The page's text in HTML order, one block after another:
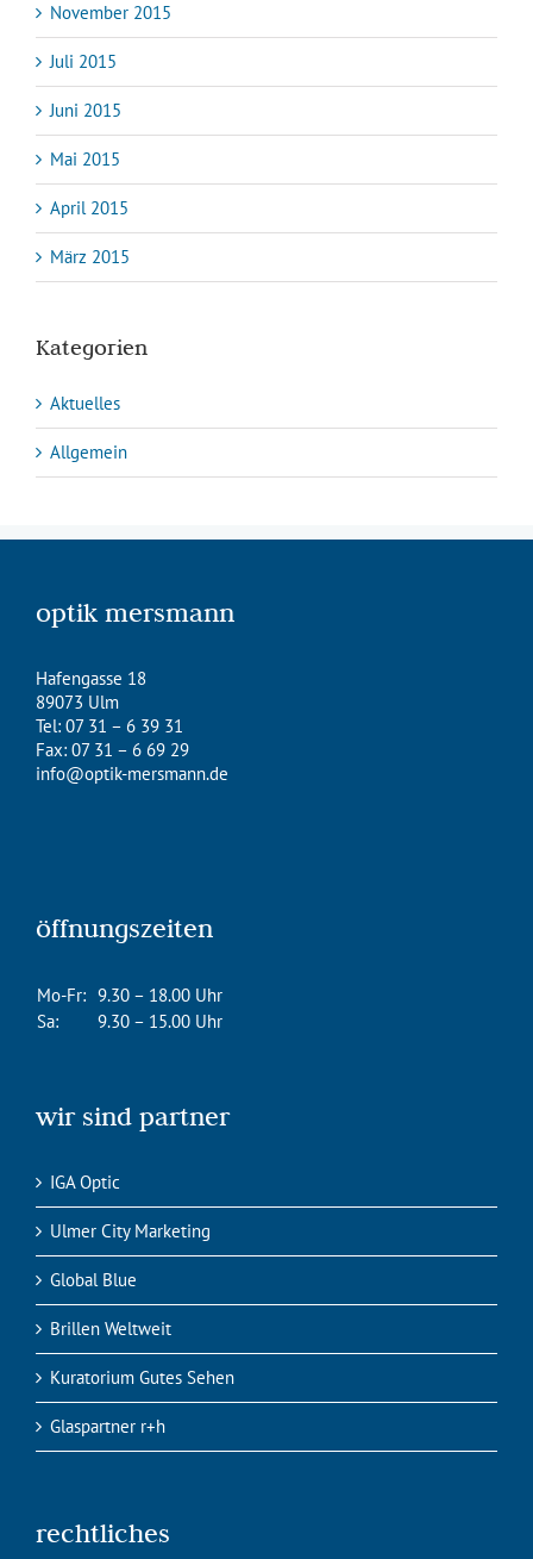
November 2015
Juli 2015
Juni 2015
Mai 2015
April 2015
März 2015
Kategorien
Aktuelles
Allgemein
optik mersmann
Hafengasse 18
89073 Ulm
Tel: 07 31 – 6 39 31
Fax: 07 31 – 6 69 29
info@optik-mersmann.de
öffnungszeiten
Mo-Fr: 9.30 – 18.00 Uhr
Sa:
9.30 – 15.00 Uhr
wir sind partner
IGA Optic
Ulmer City Marketing
Global Blue
Brillen Weltweit
Kuratorium Gutes Sehen
Glaspartner r+h
rechtliches